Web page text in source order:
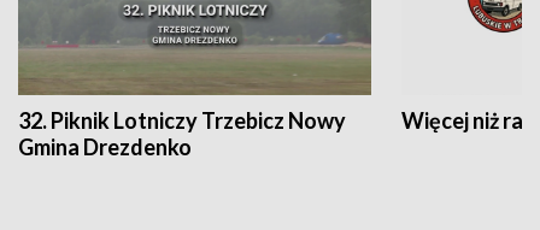
32. Piknik Lotniczy Trzebicz Nowy
Gmina Drezdenko
Więcej niż rajd